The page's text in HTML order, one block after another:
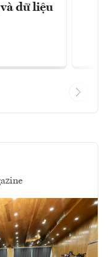
dữ liệu